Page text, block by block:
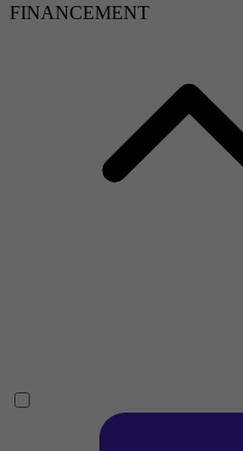
FINANCEMENT